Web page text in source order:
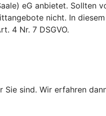
eG anbietet. Sollten
nicht. In
4 Nr. 7 DSGVO.
Sie sind. Wir erfahren